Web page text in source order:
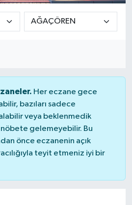
Her eczane gece
bazıları sadece
veya beklenmedik
gelemeyebilir. Bu
önce eczanenin açık
teyit etmeniz iyi bir